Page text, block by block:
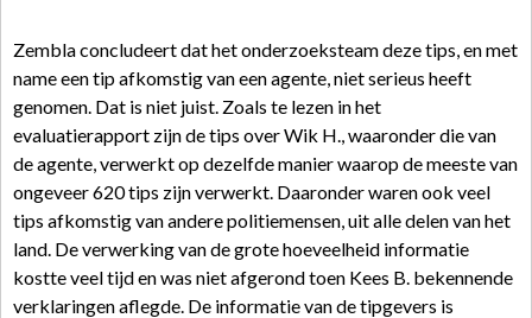
Zembla concludeert dat het onderzoeksteam deze tips, en met
name een tip afkomstig van een agente, niet serieus heeft
genomen. Dat is niet juist. Zoals te lezen in het
evaluatierapport zijn de tips over Wik H., waaronder die van
de agente, verwerkt op dezelfde manier waarop de meeste van
ongeveer 620 tips zijn verwerkt. Daaronder waren ook veel
tips afkomstig van andere politiemensen, uit alle delen van het
land. De verwerking van de grote hoeveelheid informatie
kostte veel tijd en was niet afgerond toen Kees B. bekennende
verklaringen aflegde. De informatie van de tipgevers is